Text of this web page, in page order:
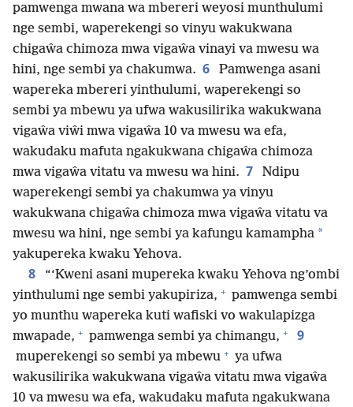
pamwenga mwana wa mbereri weyosi munthulumi
nge sembi, waperekengi so vinyu wakukwana
chigaŵa chimoza mwa vigaŵa vinayi va mwesu wa
hini, nge sembi ya chakumwa. 6
Pamwenga asani
wapereka mbereri yinthulumi, waperekengi so
sembi ya mbewu ya ufwa wakusilirika wakukwana
vigaŵa viŵi mwa vigaŵa 10 va mwesu wa efa,
wakudaku mafuta ngakukwana chigaŵa chimoza
mwa vigaŵa vitatu va mwesu wa hini. 7
Ndipu
waperekengi sembi ya chakumwa ya vinyu
wakukwana chigaŵa chimoza mwa vigaŵa vitatu va
mwesu wa hini, nge sembi ya kafungu kamampha *
yakupereka kwaku Yehova.
8
“‘Kweni asani mupereka kwaku Yehova ng’ombi
yinthulumi nge sembi yakupiriza, + pamwenga sembi
yo munthu wapereka kuti wafiski vo wakulapizga
mwapade, + pamwenga sembi ya chimangu, + 9
muperekengi so sembi ya mbewu + ya ufwa
wakusilirika wakukwana vigaŵa vitatu mwa vigaŵa
10 va mwesu wa efa, wakudaku mafuta ngakukwana